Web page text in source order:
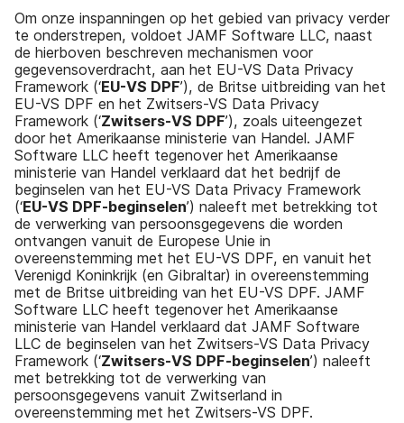
Om onze inspanningen op het gebied van privacy verder
te onderstrepen, voldoet JAMF Software LLC, naast
de hierboven beschreven mechanismen voor
gegevensoverdracht, aan het EU-VS Data Privacy
Framework (‘EU-VS DPF’), de Britse uitbreiding van het
EU-VS DPF en het Zwitsers-VS Data Privacy
Framework (‘Zwitsers-VS DPF’), zoals uiteengezet
door het Amerikaanse ministerie van Handel. JAMF
Software LLC heeft tegenover het Amerikaanse
ministerie van Handel verklaard dat het bedrijf de
beginselen van het EU-VS Data Privacy Framework
(‘EU-VS DPF-beginselen’) naleeft met betrekking tot
de verwerking van persoonsgegevens die worden
ontvangen vanuit de Europese Unie in
overeenstemming met het EU-VS DPF, en vanuit het
Verenigd Koninkrijk (en Gibraltar) in overeenstemming
met de Britse uitbreiding van het EU-VS DPF. JAMF
Software LLC heeft tegenover het Amerikaanse
ministerie van Handel verklaard dat JAMF Software
LLC de beginselen van het Zwitsers-VS Data Privacy
Framework (‘Zwitsers-VS DPF-beginselen’) naleeft
met betrekking tot de verwerking van
persoonsgegevens vanuit Zwitserland in
overeenstemming met het Zwitsers-VS DPF.